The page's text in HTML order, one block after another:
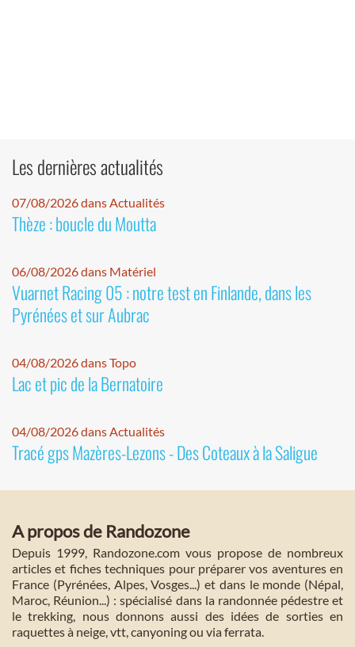
Les dernières actualités
07/08/2026 dans Actualités
Thèze : boucle du Moutta
06/08/2026 dans Matériel
Vuarnet Racing 05 : notre test en Finlande, dans les
Pyrénées et sur Aubrac
04/08/2026 dans Topo
Lac et pic de la Bernatoire
04/08/2026 dans Actualités
Tracé gps Mazères-Lezons - Des Coteaux à la Saligue
A propos de Randozone
Depuis 1999, Randozone.com vous propose de nombreux
articles et fiches techniques pour préparer vos aventures en
France (Pyrénées, Alpes, Vosges...) et dans le monde (Népal,
Maroc, Réunion...) : spécialisé dans la randonnée pédestre et
le trekking, nous donnons aussi des idées de sorties en
raquettes à neige, vtt, canyoning ou via ferrata.